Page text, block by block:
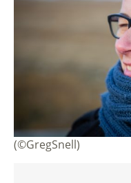
(©GregSnell)